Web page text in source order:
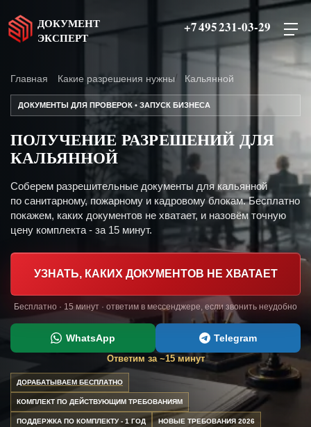
ДОКУМЕНТ
ЭКСПЕРТ
+7 495 231-03-29
Главная Какие разрешения нужны Кальянной
ДОКУМЕНТЫ ДЛЯ ПРОВЕРОК • ЗАПУСК БИЗНЕСА
ПОЛУЧЕНИЕ РАЗРЕШЕНИЙ ДЛЯ
КАЛЬЯННОЙ
Соберем разрешительные документы для кальянной
по санитарному, пожарному и кадровому блокам. Бесплатно
покажем, каких документов не хватает, и назовём точную
цену комплекта - за 15 минут.
УЗНАТЬ, КАКИХ ДОКУМЕНТОВ НЕ ХВАТАЕТ
Бесплатно · 15 минут · ответим в мессенджере, если звонить неудобно
WhatsApp Telegram
Ответим за ~15 минут
ДОРАБАТЫВАЕМ БЕСПЛАТНО
КОМПЛЕКТ ПО ДЕЙСТВУЮЩИМ ТРЕБОВАНИЯМ
ПОДДЕРЖКА ПО КОМПЛЕКТУ - 1 ГОД НОВЫЕ ТРЕБОВАНИЯ 2026